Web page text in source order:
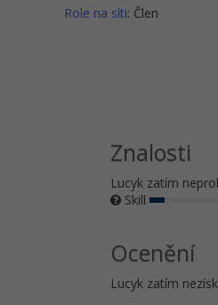
Role na síti: Člen
Znalosti
Lucyk zatím
Skill
Ocenění
Lucyk zatím